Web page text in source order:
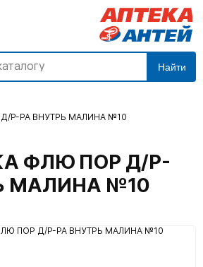
Найти
Р-РА ВНУТРЬ МАЛИНА №10
ФЛЮ ПОР Д/Р-
МАЛИНА №10